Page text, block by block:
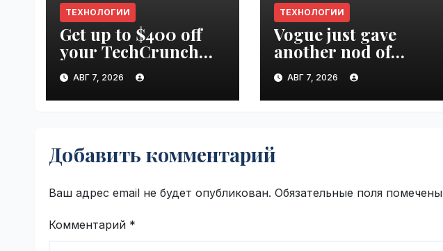
ТЕХНОЛОГИИ
Get up to $400 off
your TechCrunch
Disrupt 2026 pass
until tomorrow |
VseTime.ru
АВГ 7, 2026
ТЕХНОЛОГИИ
Vogue just gave
another nod of
approval to the tech
world | VseTime.ru
АВГ 7, 2026
Добавить комментарий
Ваш адрес email не будет опубликован. Обязательные поля помечены
Комментарий *